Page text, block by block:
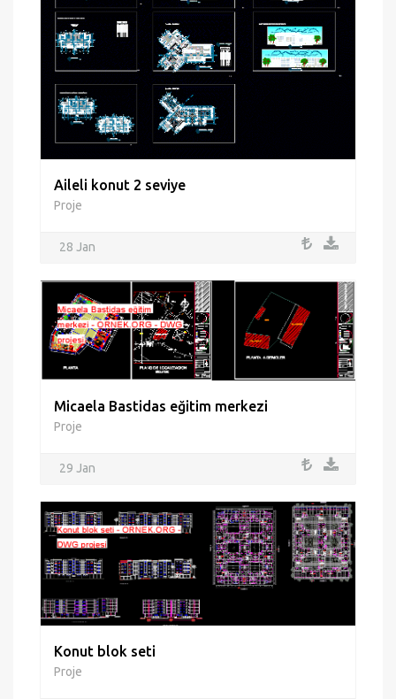
Aileli konut 2 seviye
Proje
28 Jan
Micaela Bastidas eğitim merkezi
Proje
29 Jan
Konut blok seti
Proje